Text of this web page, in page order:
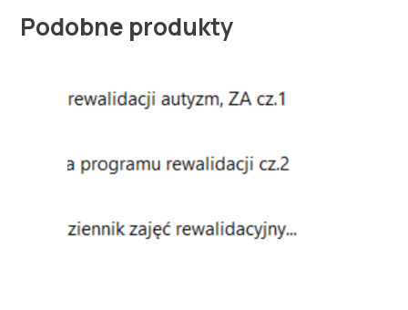
Podobne produkty